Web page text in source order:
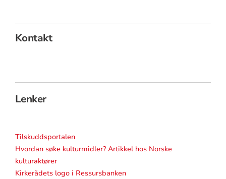
Kontakt
Lenker
Tilskuddsportalen
Hvordan søke kulturmidler? Artikkel hos Norske
kulturaktører
Kirkerådets logo i Ressursbanken